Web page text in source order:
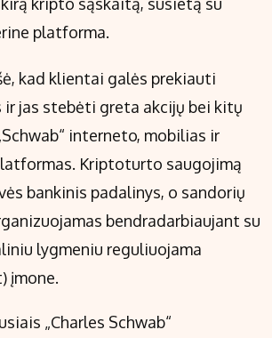
platforma.
kad klientai galės prekiauti
jas stebėti greta akcijų bei kitų
interneto, mobilias ir
Kriptoturto saugojimą
bankinis padalinys, o sandorių
bendradarbiaujant su
lygmeniu reguliuojama
įmone.
„Charles Schwab“